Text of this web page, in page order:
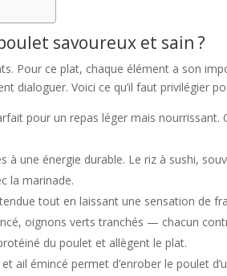
savoureux et sain ?
Pour ce plat, chaque élément a son
dialoguer. Voici ce qu’il faut privilégier
pour un repas léger mais nourrissant.
à une énergie durable. Le riz à sushi,
la marinade.
tout en laissant une sensation de
oignons verts tranchés — chacun
du poulet et allègent le plat.
ail émincé permet d’enrober le poulet